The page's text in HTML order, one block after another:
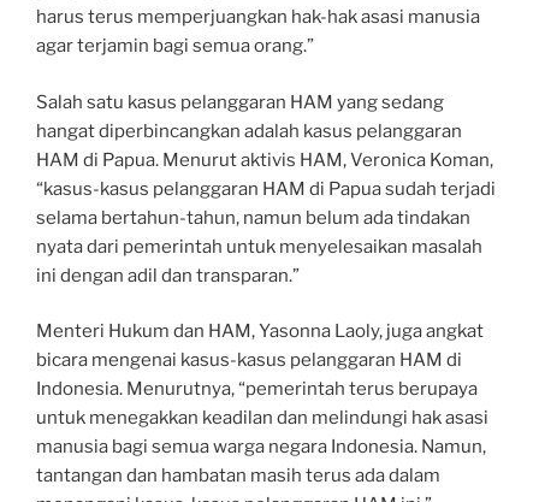
harus terus memperjuangkan hak-hak asasi manusia
agar terjamin bagi semua orang.”
Salah satu kasus pelanggaran HAM yang sedang
hangat diperbincangkan adalah kasus pelanggaran
HAM di Papua. Menurut aktivis HAM, Veronica Koman,
“kasus-kasus pelanggaran HAM di Papua sudah terjadi
selama bertahun-tahun, namun belum ada tindakan
nyata dari pemerintah untuk menyelesaikan masalah
ini dengan adil dan transparan.”
Menteri Hukum dan HAM, Yasonna Laoly, juga angkat
bicara mengenai kasus-kasus pelanggaran HAM di
Indonesia. Menurutnya, “pemerintah terus berupaya
untuk menegakkan keadilan dan melindungi hak asasi
manusia bagi semua warga negara Indonesia. Namun,
tantangan dan hambatan masih terus ada dalam